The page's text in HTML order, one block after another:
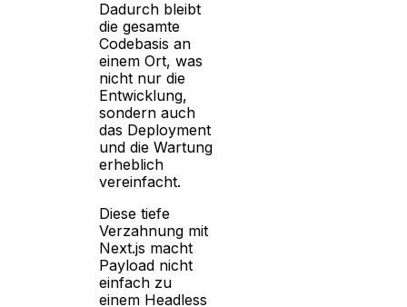
Dadurch bleibt
die gesamte
Codebasis an
einem Ort, was
nicht nur die
Entwicklung,
sondern auch
das Deployment
und die Wartung
erheblich
vereinfacht.
Diese tiefe
Verzahnung mit
Next.js macht
Payload nicht
einfach zu
einem Headless